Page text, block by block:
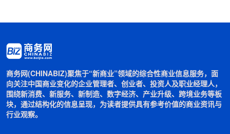
商务网(CHINABIZ)聚焦于“新商业”领域的综合性商业信息服务，面
向关注中国商业变化的企业管理者、创业者、投资人及职业经理人，
围绕新消费、新服务、新制造、数字经济、产业升级、跨境业务等板
块，通过结构化的信息呈现，为读者提供具有参考价值的商业资讯与
行业观察。